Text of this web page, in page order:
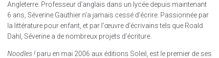
Angleterre. Professeur d’anglais dans un lycée depuis maintenant
6 ans, Séverine Gauthier n’a jamais cessé d’écrire. Passionnée par
la littérature pour enfant, et par l’œuvre d’écrivains tels que Roald
Dahl, Séverine a de nombreux projets d’écriture.
Noodles ! paru en mai 2006 aux éditions Soleil, est le premier de ses